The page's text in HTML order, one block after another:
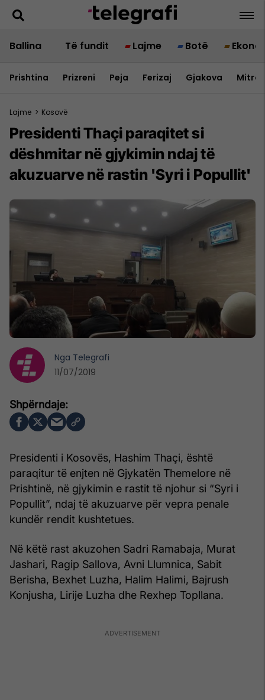
Ballina Të fundit Lajme Botë
Prishtina Prizreni Peja Ferizaj Gjakova
Lajme > Kosovë
Presidenti Thaçi paraqitet si
dëshmitar në gjykimin ndaj të
akuzuarve në rastin 'Syri i Popullit'
Presidenti i Kosovës, Hashim Thaçi, është
paraqitur të enjten në Gjykatën Themelore në
Prishtinë, në gjykimin e rastit të njohur si “Syri i
Popullit”, ndaj të akuzuarve për vepra penale
kundër rendit kushtetues.
Në këtë rast akuzohen Sadri Ramabaja, Murat
Jashari, Ragip Sallova, Avni Llumnica, Sabit
Berisha, Bexhet Luzha, Halim Halimi, Bajrush
Konjusha, Lirije Luzha dhe Rexhep Topllana.
Nga Telegrafi
11/07/2019